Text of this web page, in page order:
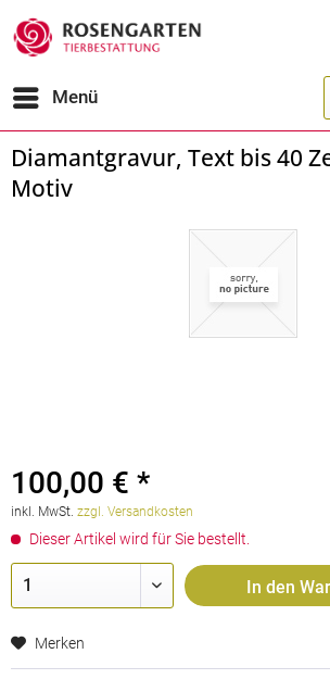
Menü
Diamantgravur, Text bis 40
Motiv
100,00 € *
inkl. MwSt. zzgl. Versandkosten
Dieser Artikel wird für Sie bestellt.
In den
Merken